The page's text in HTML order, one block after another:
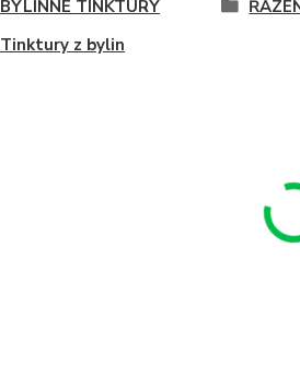
BYLINNÉ TINKTURY
Tinktury z bylin